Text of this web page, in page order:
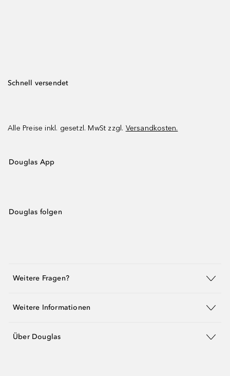
Schnell versendet
Alle Preise inkl. gesetzl. MwSt zzgl. Versandkosten.
Douglas App
Douglas folgen
Weitere Fragen?
Weitere Informationen
Über Douglas